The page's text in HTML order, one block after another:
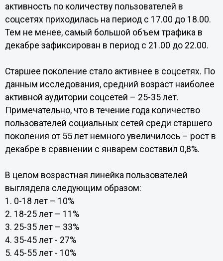
активность по количеству пользователей в
соцсетях приходилась на период с 17.00 до 18.00.
Тем не менее, самый большой объем трафика в
декабре зафиксирован в период с 21.00 до 22.00.
Старшее поколение стало активнее в соцсетях. По
данным исследования, средний возраст наиболее
активной аудитории соцсетей – 25-35 лет.
Примечательно, что в течение года количество
пользователей социальных сетей среди старшего
поколения от 55 лет немного увеличилось – рост в
декабре в сравнении с январем составил 0,8%.
В целом возрастная линейка пользователей
выглядела следующим образом:
1. 0-18 лет – 10%
2. 18-25 лет – 11%
3. 25-35 лет – 33%
4. 35-45 лет - 27%
5. 45-55 лет - 10%